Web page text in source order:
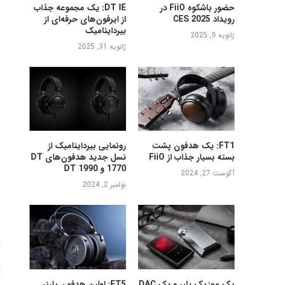
DT IE: یک مجموعه جذاب
از ایرفون‌های حرفه‌ای از
بیرداینامیک
ژانویه 31, 2025
حضور باشکوه FiiO در
رویداد CES 2025
ژانویه 9, 2025
رونمایی بیرداینامیک از
نسل جدید هدفون‌های DT
1770 و DT 1990
نوامبر 2, 2024
FT1: یک هدفون پشت
بسته بسیار جذاب از FiiO
آگوست 27, 2024